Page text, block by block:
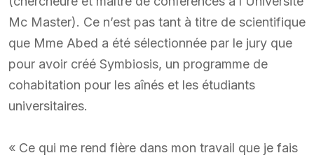
Mc Master). Ce n’est pas tant à titre de scientifique
que Mme Abed a été sélectionnée par le jury que
pour avoir créé Symbiosis, un programme de
cohabitation pour les aînés et les étudiants
universitaires.
« Ce qui me rend fière dans mon travail que je fais